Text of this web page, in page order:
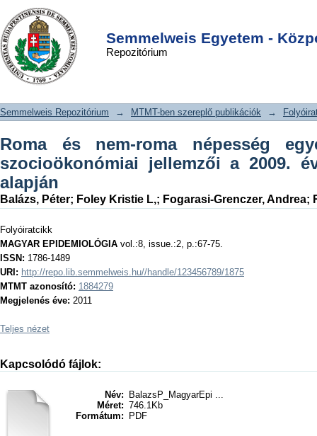
Semmelweis Egyetem -
Repozitórium
Roma és nem-roma népesség egyes
demográfiai és szocioökonómiai
jellemzői a 2009. évi szülészeti adatok
alapján
DSpace/Manakin Repository
Semmelweis Repozitórium → MTMT-ben szereplő publikációk →
Roma és nem-roma népesség
szocioökonómiai jellemzői a 2009.
alapján
Balázs, Péter; Foley Kristie L,; Fogarasi-Grenczer, Andrea;
Folyóiratcikk
MAGYAR EPIDEMIOLÓGIA vol.:8, issue.:2, p.:67-75.
ISSN: 1786-1489
URI: http://repo.lib.semmelweis.hu//handle/123456789/1875
MTMT azonosító: 1884279
Megjelenés éve: 2011
Teljes nézet
Kapcsolódó fájlok:
Név:
BalazsP_MagyarEpi ...
Méret: 746.1Kb
Formátum:
PDF